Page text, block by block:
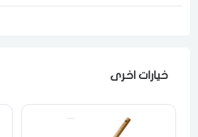
خيارات اخرى
فى حالة تغيير المدينة قد تفقد بعض